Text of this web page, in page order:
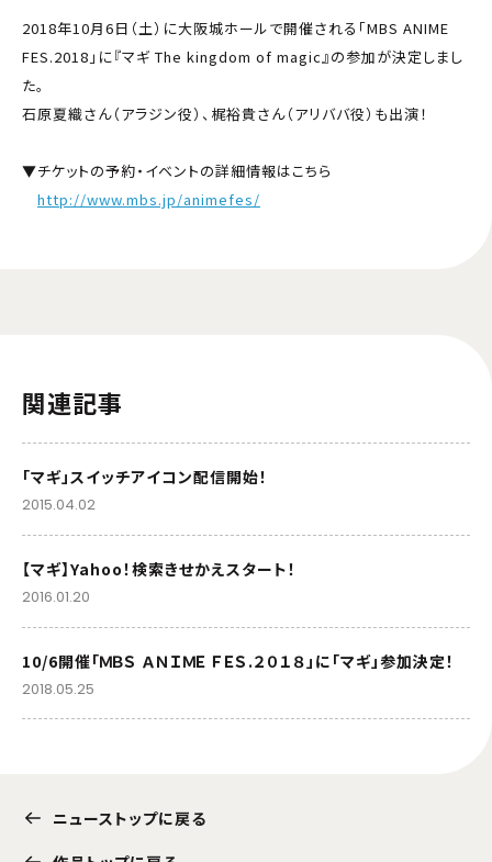
2018年10月6日（土）に大阪城ホールで開催される「MBS ANIME
FES.2018」に『マギ The kingdom of magic』の参加が決定しまし
た。
石原夏織さん（アラジン役）、梶裕貴さん（アリババ役）も出演！
▼チケットの予約・イベントの詳細情報はこちら
http://www.mbs.jp/animefes/
関連記事
「マギ」スイッチアイコン配信開始！
2015.04.02
【マギ】Yahoo！検索きせかえスタート！
2016.01.20
10/6開催「ＭＢＳ ＡＮＩＭＥ ＦＥＳ.２０１８」に「マギ」参加決定！
2018.05.25
ニューストップに戻る